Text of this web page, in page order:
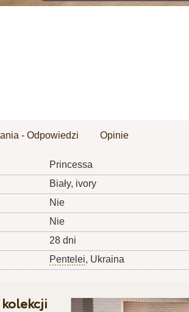
- Odpowiedzi Opinie
Princessa
Biały, ivory
Nie
Nie
28 dni
Pentelei, Ukraina